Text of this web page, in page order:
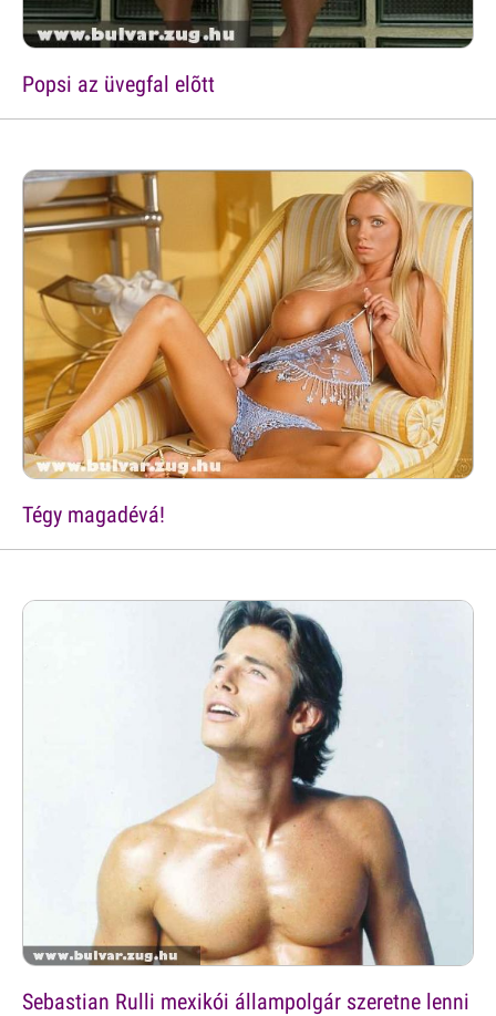
Popsi az üvegfal elõtt
Tégy magadévá!
Sebastian Rulli mexikói állampolgár szeretne lenni